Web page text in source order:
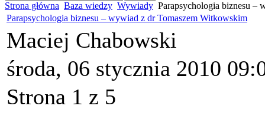
Strona główna Baza wiedzy Wywiady Parapsychologia biznesu –
Parapsychologia biznesu – wywiad z dr Tomaszem Witkowskim
Maciej Chabowski
środa, 06 stycznia 2010
Strona 1 z 5